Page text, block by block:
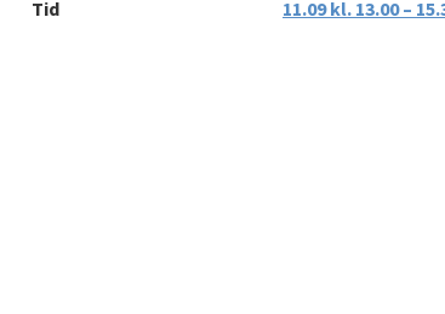
Tid 11.09 kl. 13.00 –